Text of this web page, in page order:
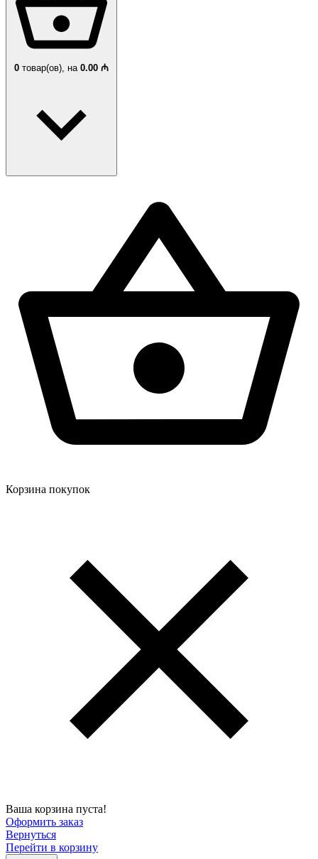
0 товар(ов), на 0.00 ₼
Корзина покупок
Ваша корзина пуста!
Оформить заказ
Вернуться
Перейти в корзину